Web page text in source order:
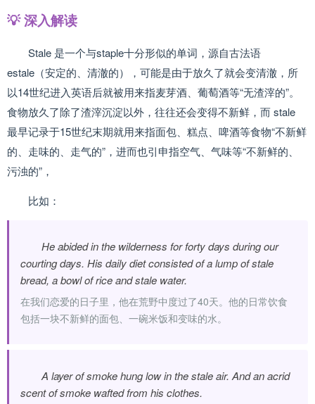
💡 深入解读
Stale 是一个与staple十分形似的单词，源自古法语
estale（安定的、清澈的），可能是由于放久了就会变清澈，所
以14世纪进入英语后就被用来指麦芽酒、葡萄酒等“无渣滓的”。
食物放久了除了渣滓沉淀以外，往往还会变得不新鲜，而 stale
最早记录于15世纪末期就用来指面包、糕点、啤酒等食物“不新鲜
的、走味的、走气的”，进而也引申指空气、气味等“不新鲜的、
污浊的”，
比如：
He abided in the wilderness for forty days during our
courting days. His daily diet consisted of a lump of stale
bread, a bowl of rice and stale water.
在我们恋爱的日子里，他在荒野中度过了40天。他的日常饮食
包括一块不新鲜的面包、一碗米饭和变味的水。
A layer of smoke hung low in the stale air. And an acrid
scent of smoke wafted from his clothes.